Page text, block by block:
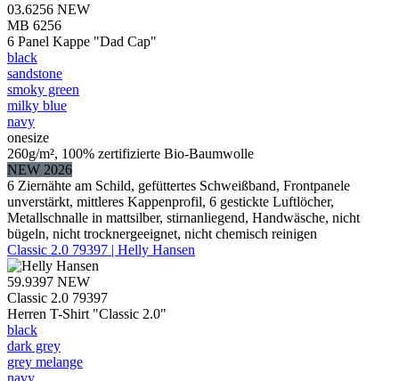
03.6256 NEW
MB 6256
6 Panel Kappe "Dad Cap"
black
sandstone
smoky green
milky blue
navy
onesize
260g/m², 100% zertifizierte Bio-Baumwolle
NEW 2026
6 Ziernähte am Schild, gefüttertes Schweißband, Frontpanele
unverstärkt, mittleres Kappenprofil, 6 gestickte Luftlöcher,
Metallschnalle in mattsilber, stirnanliegend, Handwäsche, nicht
bügeln, nicht trocknergeeignet, nicht chemisch reinigen
Classic 2.0 79397 | Helly Hansen
59.9397 NEW
Classic 2.0 79397
Herren T-Shirt "Classic 2.0"
black
dark grey
grey melange
navy